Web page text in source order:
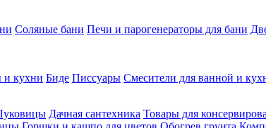
Соляные бани Печи и парогенераторы для бани
и кухни Биде Писсуары Смесители для ванной и
Дачная сантехника Товары для